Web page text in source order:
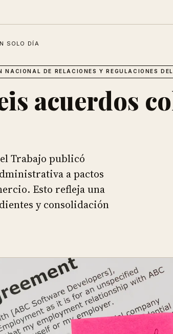
SOLO DÍA
DE RELACIONES Y REGULACIONES
acuerdos
Trabajo publicó
a pactos
Esto refleja una
y consolidación